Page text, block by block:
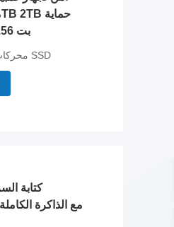
البيانات - تشفير AES 256 بت
محركات الأقراص الصلبة الداخلية SSD